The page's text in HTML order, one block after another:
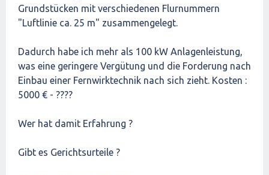
Grundstücken mit verschiedenen Flurnummern
"Luftlinie ca. 25 m" zusammengelegt.
Dadurch habe ich mehr als 100 kW Anlagenleistung,
was eine geringere Vergütung und die Forderung nach
Einbau einer Fernwirktechnik nach sich zieht. Kosten :
5000 € - ????
Wer hat damit Erfahrung ?
Gibt es Gerichtsurteile ?